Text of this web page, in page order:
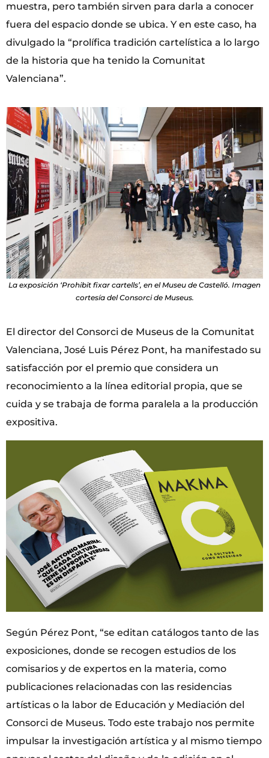
muestra, pero también sirven para darla a conocer
fuera del espacio donde se ubica. Y en este caso, ha
divulgado la “prolífica tradición cartelística a lo largo
de la historia que ha tenido la Comunitat
Valenciana”.
La exposición ‘Prohibit fixar cartells’, en el Museu de Castelló. Imagen
cortesía del Consorci de Museus.
El director del Consorci de Museus de la Comunitat
Valenciana, José Luis Pérez Pont, ha manifestado su
satisfacción por el premio que considera un
reconocimiento a la línea editorial propia, que se
cuida y se trabaja de forma paralela a la producción
expositiva.
Según Pérez Pont, “se editan catálogos tanto de las
exposiciones, donde se recogen estudios de los
comisarios y de expertos en la materia, como
publicaciones relacionadas con las residencias
artísticas o la labor de Educación y Mediación del
Consorci de Museus. Todo este trabajo nos permite
impulsar la investigación artística y al mismo tiempo